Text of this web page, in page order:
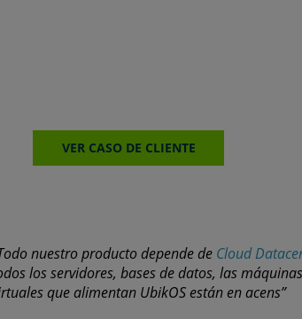
VER CASO DE CLIENTE
nuestro producto depende de Cloud
los servidores, bases de datos, las
que alimentan UbikOS están en acens”